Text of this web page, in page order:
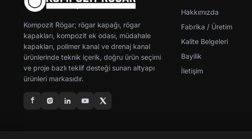
Kompozit Rögar; rögar kapağı, rögar
kapakları, kompozit ek odası, müdahale
kapakları, polimer kanal ve drenaj kanal
ürünlerinde teknik içerik, doğru ürün seçimi
ve proje bazlı teklif desteği sunan altyapı
ürünleri markasıdır.
Hakkımızda
Fabrika / Üretim
Kalite Belgeleri
Bayilik
İletişim